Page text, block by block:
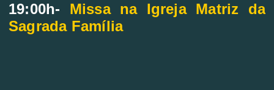
19:00h- Missa na Igreja Matriz da
Sagrada Família